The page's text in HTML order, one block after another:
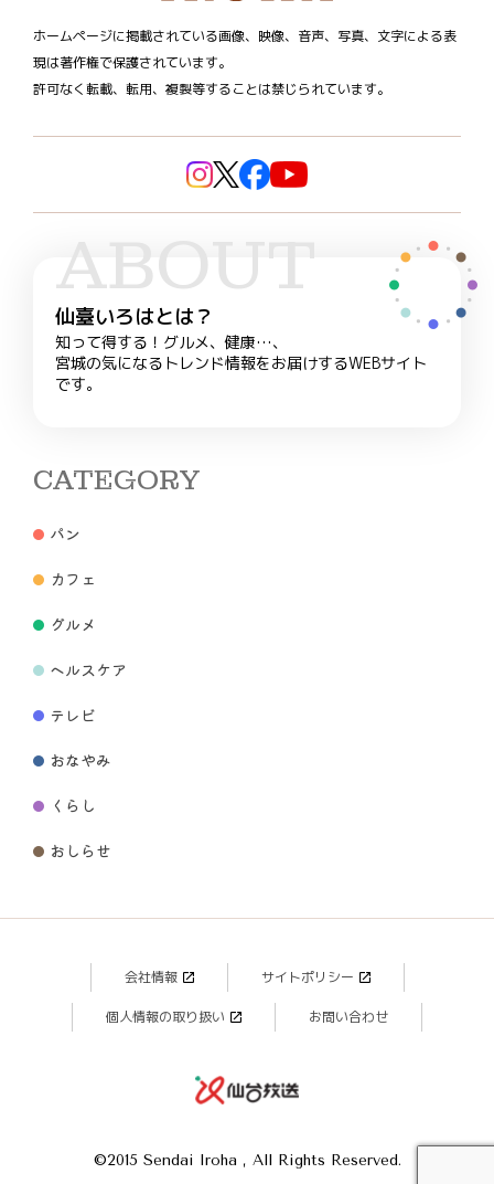
ホームページに掲載されている画像、映像、音声、写真、文字による表
現は著作権で保護されています。
許可なく転載、転用、複製等することは禁じられています。
ABOUT
仙臺いろはとは？
知って得する！グルメ、健康…、
宮城の気になるトレンド情報をお届けするWEBサイト
です。
CATEGORY
パン
カフェ
グルメ
ヘルスケア
テレビ
おなやみ
くらし
おしらせ
会社情報 サイトポリシー
個人情報の取り扱い お問い合わせ
©2015 Sendai Iroha , All Rights Reserved.